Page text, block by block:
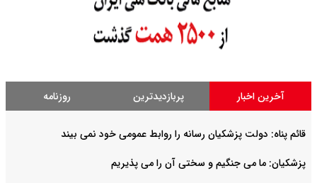
آخرین اخبار پربازدیدترین روزنامه
قائم پناه: دولت پزشکیان رسانه را روابط عمومی خود نمی بیند
پزشکیان: ما می جنگیم و سختی آن را می پذیریم